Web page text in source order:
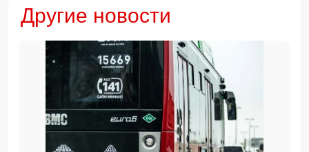
Другие новости